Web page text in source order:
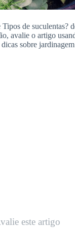
de suculentas?
avalie o artigo
sobre
este artigo